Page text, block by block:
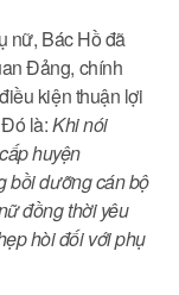
nữ, Bác Hồ đã
Đảng, chính
kiện thuận lợi
là:Khi nói
huyện
bồi dưỡng cán bộ
đồng thời yêu
hòi đối với phụ